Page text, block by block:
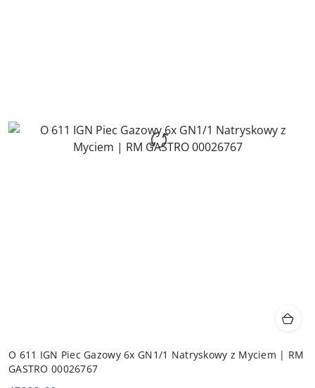
O 611 IGN Piec Gazowy 6x GN1/1 Natryskowy z Myciem | RM
GASTRO 00026767